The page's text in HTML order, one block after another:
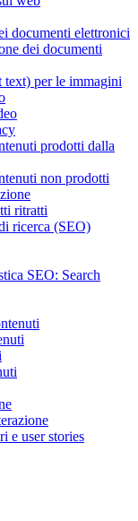
documenti elettronici
dei documenti
text) per le immagini
prodotti dalla
non prodotti
ritratti
ricerca (SEO)
SEO: Search
e user stories